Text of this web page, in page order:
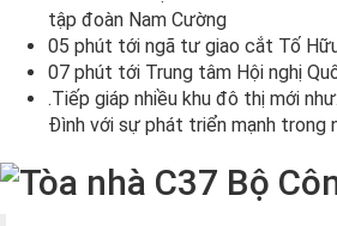
tập đoàn Nam Cường
05 phút tới ngã tư giao cắt Tố
07 phút tới Trung tâm Hội nghị
.Tiếp giáp nhiều khu đô thị mới
Đình với sự phát triển mạnh trong